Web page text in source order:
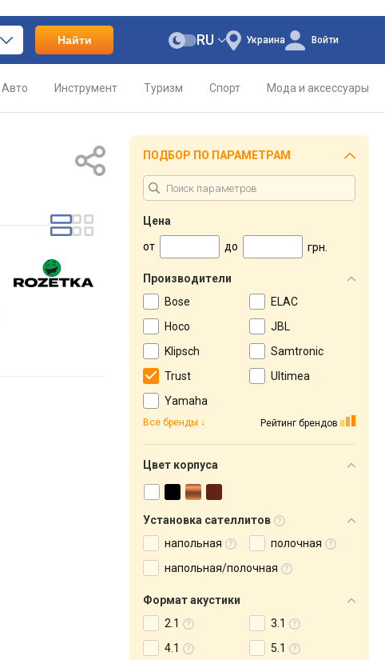
Найти Украина
RU Войти
Авто Инструмент Туризм Спорт Мода и аксессуары
ПОДБОР ПО ПАРАМЕТРАМ
Цена
от
до грн.
Производители
Bose
ELAC
Hoco
JBL
Klipsch
Samtronic
Trust
Ultimea
Yamaha
Рейтинг брендов
Все бренды
Цвет корпуса
Установка сателлитов
напольная
полочная
напольная/полочная
Формат акустики
2.1
3.1
4.1
5.1